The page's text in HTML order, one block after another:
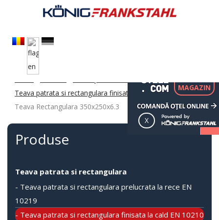
Teava patrata si rectangulara finisata la cald EN 10210/
Teava Rectangulara 350x250x6.3
Produse
Teava patrata si rectangulara
- Teava patrata si rectangulara prelucrata la rece EN
10219
- Teava patrata si rectangulara finisata la cald EN 10210
MAGAZIN